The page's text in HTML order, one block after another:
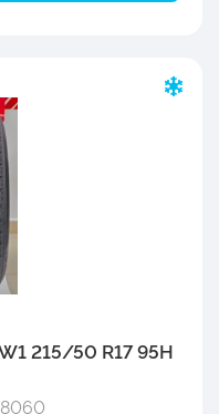
215/50 R17 95H